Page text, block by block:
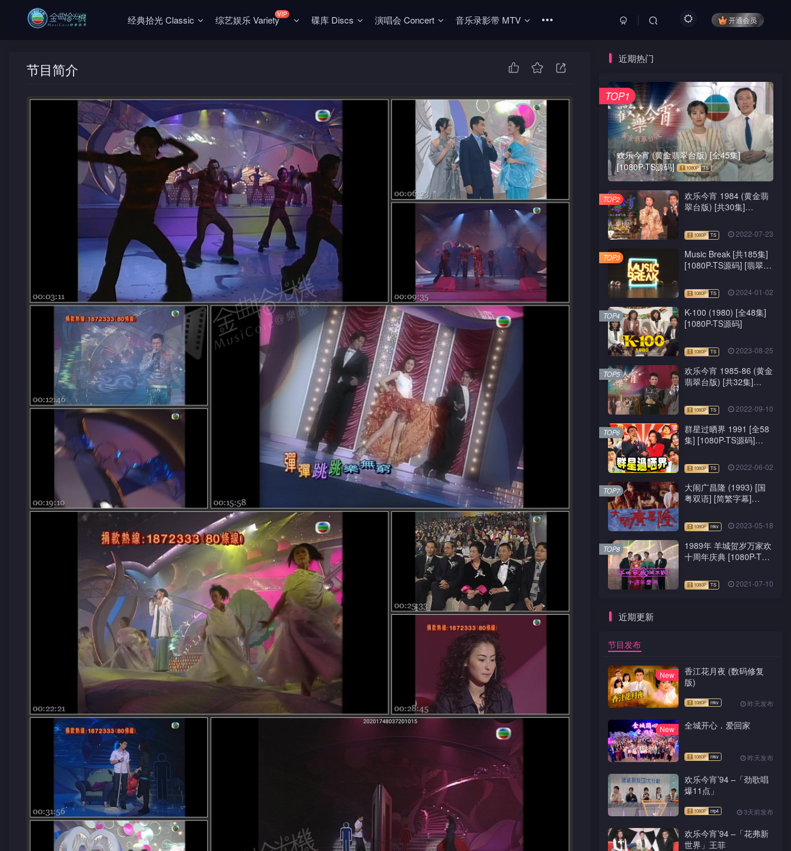
经典拾光 Classic 综艺娱乐 VarietyVIP 碟库 Discs 演唱会 Concert 音乐录影带 MTV 开通会员
节目简介
近期热门
欢乐今宵 (黄金翡翠台版) [全45集]
[1080P-TS源码]
TOP1
欢乐今宵 1984 (黄金翡
翠台版) [共30集]
2022-07-23
TOP2
Music Break [共185集]
[1080P-TS源码] [翡翠
2024-01-02
TOP3
K-100 (1980) [全48集]
[1080P-TS源码]
2023-08-25
TOP4
欢乐今宵 1985-86 (黄金
翡翠台版) [共32集]
2022-09-10
TOP5
群星过晒界 1991 [全58
集] [1080P-TS源码]
2022-06-02
TOP6
大闹广昌隆 (1993) [国
粤双语] [简繁字幕]
2023-05-18
TOP7
1989年 羊城贺岁万家欢
十周年庆典 [1080P-TS
2021-07-10
TOP8
近期更新
节目发布
New
香江花月夜 (数码修复
版)
昨天发布
New 全城开心．爱回家
昨天发布
欢乐今宵’94 –「劲歌唱
爆11点」
3天前发布
欢乐今宵’94 –「花弗新
世界」王菲